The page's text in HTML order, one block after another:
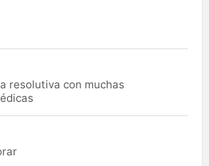
resolutiva con muchas